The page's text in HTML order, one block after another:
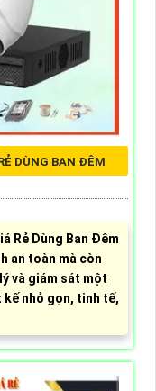
DÙNG BAN ĐÊM
Rẻ Dùng Ban Đêm
an toàn mà còn
và giám sát một
nhỏ gọn, tinh tế,